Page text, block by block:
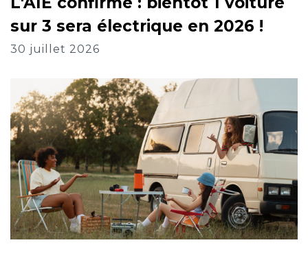
sur 3 sera électrique en 2026 !
30 juillet 2026